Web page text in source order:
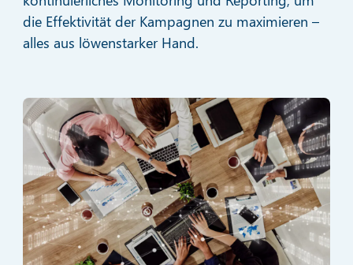
die Effektivität der Kampagnen zu maximieren –
alles aus löwenstarker Hand.